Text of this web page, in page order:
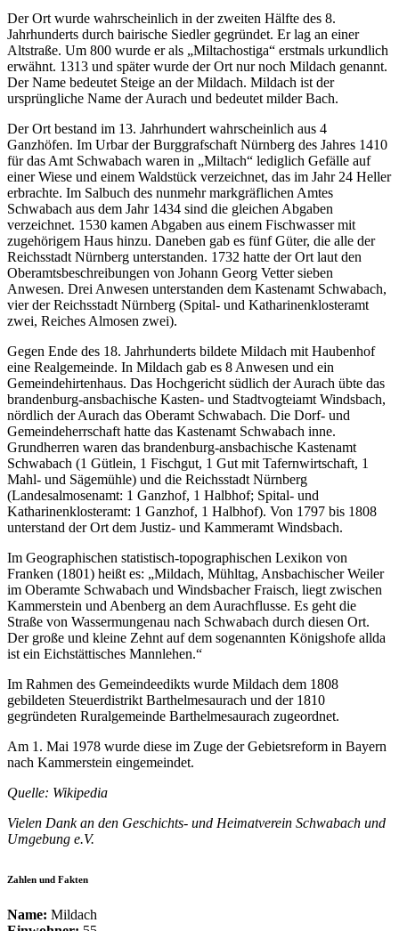
Der Ort wurde wahrscheinlich in der zweiten Hälfte des 8.
Jahrhunderts durch bairische Siedler gegründet. Er lag an einer
Altstraße. Um 800 wurde er als „Miltachostiga“ erstmals urkundlich
erwähnt. 1313 und später wurde der Ort nur noch Mildach genannt.
Der Name bedeutet Steige an der Mildach. Mildach ist der
ursprüngliche Name der Aurach und bedeutet milder Bach.
Der Ort bestand im 13. Jahrhundert wahrscheinlich aus 4
Ganzhöfen. Im Urbar der Burggrafschaft Nürnberg des Jahres 1410
für das Amt Schwabach waren in „Miltach“ lediglich Gefälle auf
einer Wiese und einem Waldstück verzeichnet, das im Jahr 24 Heller
erbrachte. Im Salbuch des nunmehr markgräflichen Amtes
Schwabach aus dem Jahr 1434 sind die gleichen Abgaben
verzeichnet. 1530 kamen Abgaben aus einem Fischwasser mit
zugehörigem Haus hinzu. Daneben gab es fünf Güter, die alle der
Reichsstadt Nürnberg unterstanden. 1732 hatte der Ort laut den
Oberamtsbeschreibungen von Johann Georg Vetter sieben
Anwesen. Drei Anwesen unterstanden dem Kastenamt Schwabach,
vier der Reichsstadt Nürnberg (Spital- und Katharinenklosteramt
zwei, Reiches Almosen zwei).
Gegen Ende des 18. Jahrhunderts bildete Mildach mit Haubenhof
eine Realgemeinde. In Mildach gab es 8 Anwesen und ein
Gemeindehirtenhaus. Das Hochgericht südlich der Aurach übte das
brandenburg-ansbachische Kasten- und Stadtvogteiamt Windsbach,
nördlich der Aurach das Oberamt Schwabach. Die Dorf- und
Gemeindeherrschaft hatte das Kastenamt Schwabach inne.
Grundherren waren das brandenburg-ansbachische Kastenamt
Schwabach (1 Gütlein, 1 Fischgut, 1 Gut mit Tafernwirtschaft, 1
Mahl- und Sägemühle) und die Reichsstadt Nürnberg
(Landesalmosenamt: 1 Ganzhof, 1 Halbhof; Spital- und
Katharinenklosteramt: 1 Ganzhof, 1 Halbhof). Von 1797 bis 1808
unterstand der Ort dem Justiz- und Kammeramt Windsbach.
Im Geographischen statistisch-topographischen Lexikon von
Franken (1801) heißt es: „Mildach, Mühltag, Ansbachischer Weiler
im Oberamte Schwabach und Windsbacher Fraisch, liegt zwischen
Kammerstein und Abenberg an dem Aurachflusse. Es geht die
Straße von Wassermungenau nach Schwabach durch diesen Ort.
Der große und kleine Zehnt auf dem sogenannten Königshofe allda
ist ein Eichstättisches Mannlehen.“
Im Rahmen des Gemeindeedikts wurde Mildach dem 1808
gebildeten Steuerdistrikt Barthelmesaurach und der 1810
gegründeten Ruralgemeinde Barthelmesaurach zugeordnet.
Am 1. Mai 1978 wurde diese im Zuge der Gebietsreform in Bayern
nach Kammerstein eingemeindet.
Quelle: Wikipedia
Vielen Dank an den Geschichts- und Heimatverein Schwabach und
Umgebung e.V.
Zahlen und Fakten
Name: Mildach